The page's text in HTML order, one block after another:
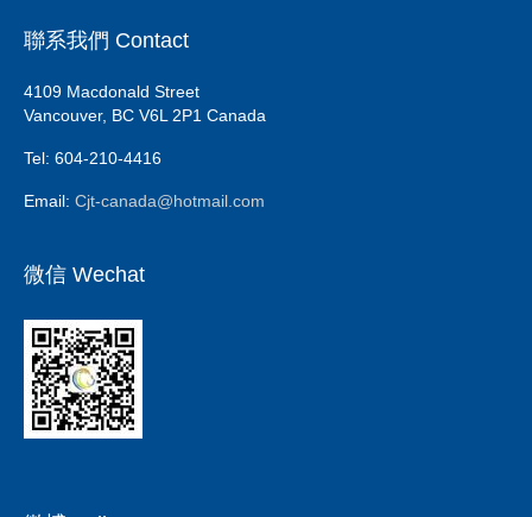
聯系我們 Contact
4109 Macdonald Street
Vancouver, BC V6L 2P1 Canada
Tel: 604-210-4416
Email: Cjt-canada@hotmail.com
微信 Wechat